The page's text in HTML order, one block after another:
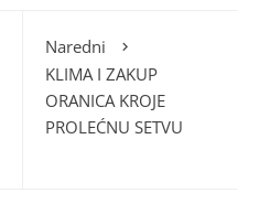
Naredni
KLIMA I ZAKUP
ORANICA KROJE
PROLEĆNU SETVU